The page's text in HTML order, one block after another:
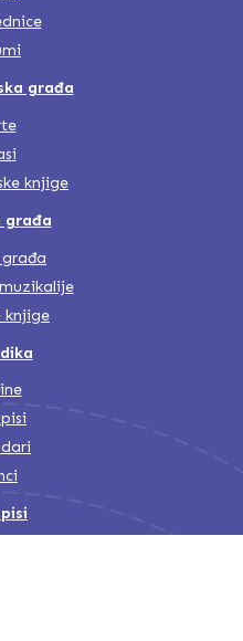
građa
knjige
građa
građa
knjige